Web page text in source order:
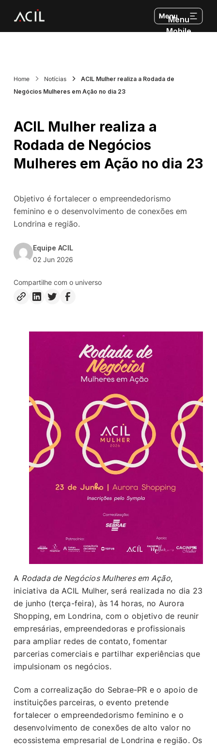
Menu
Mobile
Home Notícias
ACIL Mulher realiza a Rodada de
Negócios Mulheres em Ação no dia 23
ACIL Mulher realiza a
Rodada de Negócios
Mulheres em Ação no dia 23
Objetivo é fortalecer o empreendedorismo
feminino e o desenvolvimento de conexões em
Londrina e região.
Equipe ACIL
02 Jun 2026
Compartilhe com o universo
A Rodada de Negócios Mulheres em Ação,
iniciativa da ACIL Mulher, será realizada no dia 23
de junho (terça-feira), às 14 horas, no Aurora
Shopping, em Londrina, com o objetivo de reunir
empresárias, empreendedoras e profissionais
para ampliar redes de contato, fomentar
parcerias comerciais e partilhar experiências que
impulsionam os negócios.
Com a correalização do Sebrae-PR e o apoio de
instituições parceiras, o evento pretende
fortalecer o empreendedorismo feminino e o
desenvolvimento de conexões de alto valor no
ecossistema empresarial de Londrina e região. Os